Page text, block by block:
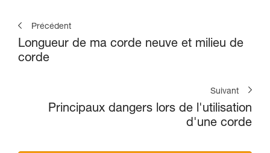
Précédent
Longueur de ma corde neuve et milieu de
corde
Suivant
Principaux dangers lors de l'utilisation
d'une corde